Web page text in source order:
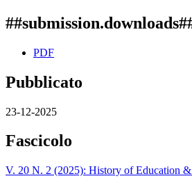
PDF
Pubblicato
23-12-2025
Fascicolo
V. 20 N. 2 (2025): History of Education &